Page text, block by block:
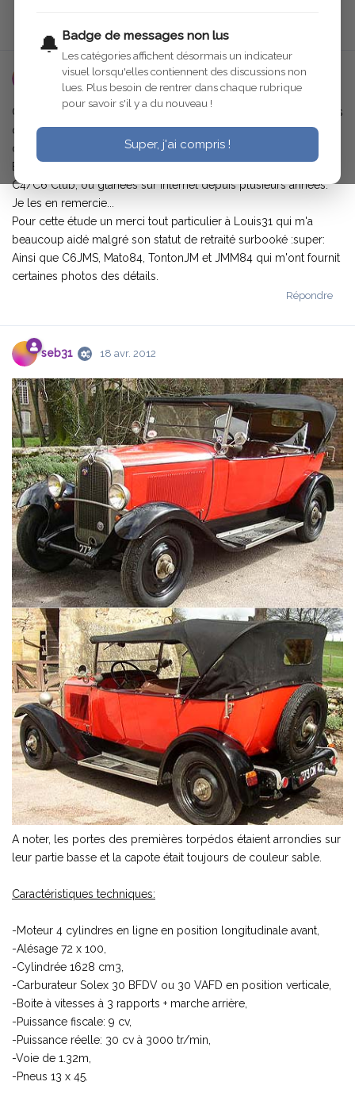
🔔 Badge de messages non lus
Les catégories affichent désormais un indicateur
visuel lorsqu'elles contiennent des discussions non
lues. Plus besoin de rentrer dans chaque rubrique
pour savoir s'il y a du nouveau !
Super, j'ai compris !
seb31 18 avr. 2012
Cette petite étude est composée des différentes caractéristiques
des principaux modèles de C4, recueillies dans la littérature du
commerce et des connaissances de chacun d'entres vous.
Elle est enrichie de photos fournies par certains membres du
C4/C6 Club, ou glanées sur internet depuis plusieurs années.
Je les en remercie...
Pour cette étude un merci tout particulier à Louis31 qui m'a
beaucoup aidé malgré son statut de retraité surbooké :super:
Ainsi que C6JMS, Mato84, TontonJM et JMM84 qui m'ont fournit
certaines photos des détails.
Répondre
seb31 18 avr. 2012
A noter, les portes des premières torpédos étaient arrondies sur
leur partie basse et la capote était toujours de couleur sable.
Caractéristiques techniques:
-Moteur 4 cylindres en ligne en position longitudinale avant,
-Alésage 72 x 100,
-Cylindrée 1628 cm3,
-Carburateur Solex 30 BFDV ou 30 VAFD en position verticale,
-Boite à vitesses à 3 rapports + marche arrière,
-Puissance fiscale: 9 cv,
-Puissance réelle: 30 cv à 3000 tr/min,
-Voie de 1.32m,
-Pneus 13 x 45.